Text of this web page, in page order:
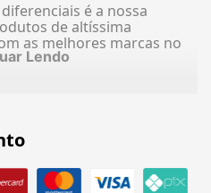
é a nossa
de altíssima
as melhores marcas no
Lendo